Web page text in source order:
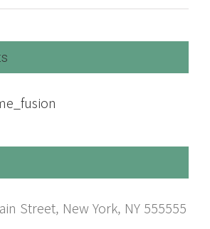
Street, New York, NY 555555